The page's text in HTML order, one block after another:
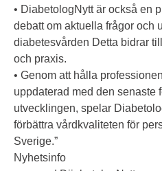
• DiabetologNytt är också en
debatt om aktuella frågor och
diabetesvården Detta bidrar
och praxis.
• Genom att hålla
uppdaterad med den senaste
utvecklingen, spelar
förbättra vårdkvaliteten för
Sverige.”
Nyhetsinfo